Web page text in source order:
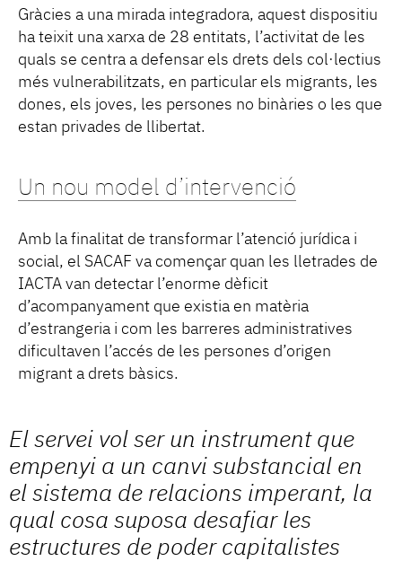
Gràcies a una mirada integradora, aquest dispositiu
ha teixit una xarxa de 28 entitats, l’activitat de les
quals se centra a defensar els drets dels col·lectius
més vulnerabilitzats, en particular els migrants, les
dones, els joves, les persones no binàries o les que
estan privades de llibertat.
Un nou model d’intervenció
Amb la finalitat de transformar l’atenció jurídica i
social, el SACAF va començar quan les lletrades de
IACTA van detectar l’enorme dèficit
d’acompanyament que existia en matèria
d’estrangeria i com les barreres administratives
dificultaven l’accés de les persones d’origen
migrant a drets bàsics.
El servei vol ser un instrument que
empenyi a un canvi substancial en
el sistema de relacions imperant, la
qual cosa suposa desafiar les
estructures de poder capitalistes